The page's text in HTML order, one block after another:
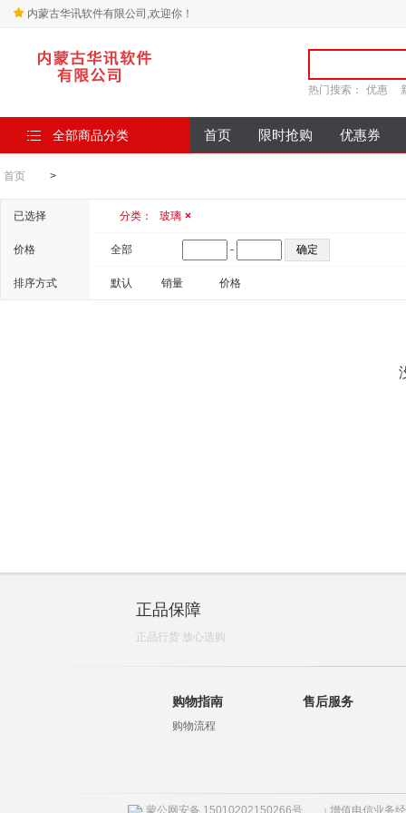
内蒙古华讯软件有限公司,欢迎你！
热门搜索： 优惠
全部商品分类 首页 限时抢购 优惠券
首页 >
已选择 分类： 玻璃 ×
价格 全部 -
排序方式 默认 销量 价格
正品保障
正品行货 放心选购
购物指南
购物流程
售后服务